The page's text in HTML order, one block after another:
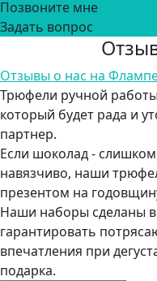
Позвоните мне
Задать вопрос
Отзывы о нас на
Трюфели ручной
который будет рада и
партнер.
Если шоколад -
навязчиво, наши
презентом на
Наши наборы сделаны
гарантировать
впечатления при
подарка.